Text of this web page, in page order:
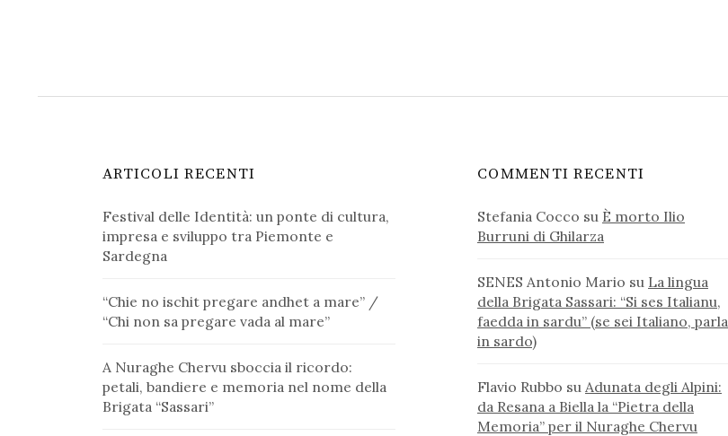
ARTICOLI RECENTI
Festival delle Identità: un ponte di cultura,
impresa e sviluppo tra Piemonte e
Sardegna
“Chie no ischit pregare andhet a mare” /
“Chi non sa pregare vada al mare”
A Nuraghe Chervu sboccia il ricordo:
petali, bandiere e memoria nel nome della
Brigata “Sassari”
COMMENTI RECENTI
Stefania Cocco su È morto Ilio
Burruni di Ghilarza
SENES Antonio Mario su La lingua
della Brigata Sassari: “Si ses Italianu,
faedda in sardu” (se sei Italiano, parla
in sardo)
Flavio Rubbo su Adunata degli Alpini:
da Resana a Biella la “Pietra della
Memoria” per il Nuraghe Chervu